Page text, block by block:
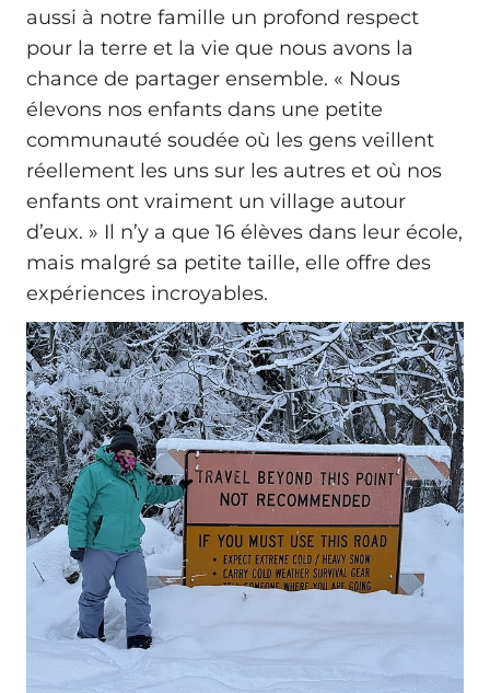
aussi à notre famille un profond respect
pour la terre et la vie que nous avons la
chance de partager ensemble. « Nous
élevons nos enfants dans une petite
communauté soudée où les gens veillent
réellement les uns sur les autres et où nos
enfants ont vraiment un village autour
d’eux. » Il n’y a que 16 élèves dans leur école,
mais malgré sa petite taille, elle offre des
expériences incroyables.